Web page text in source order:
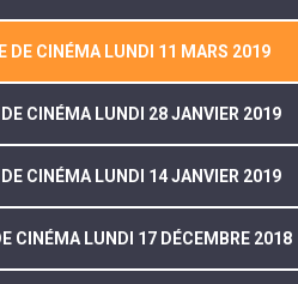
DE CINÉMA LUNDI 11 MARS 2019
CINÉMA LUNDI 28 JANVIER 2019
CINÉMA LUNDI 14 JANVIER 2019
CINÉMA LUNDI 17 DÉCEMBRE 2018